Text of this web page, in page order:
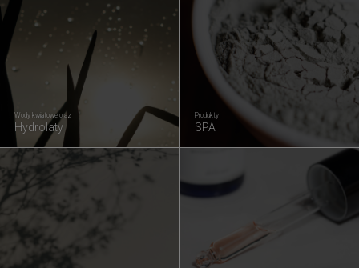
Wody kwiatowe oraz
Hydrolaty
Produkty
SPA